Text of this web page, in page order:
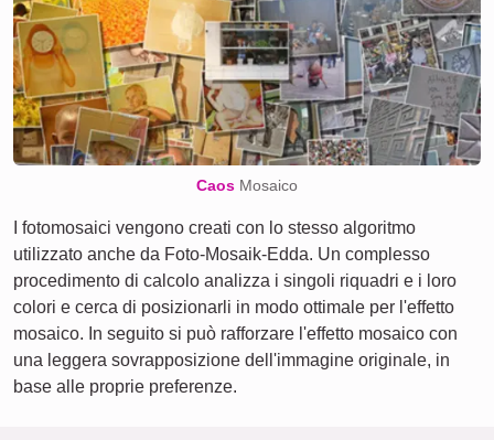
Caos Mosaico
I fotomosaici vengono creati con lo stesso algoritmo
utilizzato anche da Foto-Mosaik-Edda. Un complesso
procedimento di calcolo analizza i singoli riquadri e i loro
colori e cerca di posizionarli in modo ottimale per l'effetto
mosaico. In seguito si può rafforzare l'effetto mosaico con
una leggera sovrapposizione dell'immagine originale, in
base alle proprie preferenze.